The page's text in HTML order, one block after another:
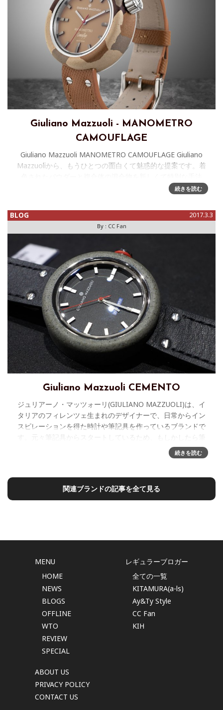
Giuliano Mazzuoli - MANOMETRO
CAMOUFLAGE
Giuliano Mazzuoli MANOMETRO CAMOUFLAGE Giuliano
Mazzuoliから、もうひとつの面白くて魅惑的な提案です。着
続きを読む
BLOG 2017.3.3
By : CC Fan
Giuliano Mazzuoli CEMENTO
ジュリアーノ・マッツォーリ(GIULIANO MAZZUOLI)は、イ
タリアのフィレンツェ生まれのデザイナーで、日常からイン
スピレーションを得た時計や筆記具を作っているブランドで
す。元々筆記具からスタートしているため、もしかしたら筆
続きを読む
関連ブランドの記事を全て見る
MENU
HOME
NEWS
BLOGS
OFFLINE
WTO
REVIEW
SPECIAL
ABOUT US
PRIVACY POLICY
CONTACT US
レギュラーブロガー
全ての一覧
KITAMURA(a-ls)
Ay&Ty Style
CC Fan
KIH